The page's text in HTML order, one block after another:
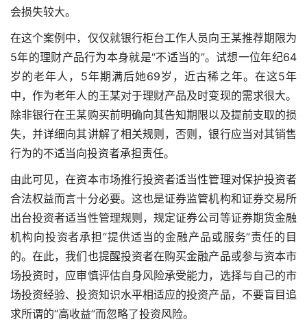
会损失较大。
在这个案例中，仅仅就银行柜台工作人员向王某推荐期限为
5年的理财产品行为本身就是“不适当的”。试想一位年纪64
岁的老年人，5年期满后她69岁，近古稀之年。在这5年
中，作为老年人的王某对于理财产品及时变现的需求很大。
除非银行在王某购买前明确向其告知期限以及提前支取的损
失，并详细向其讲解了相关规则，否则，银行应当对其销售
行为的不适当向投资者承担责任。
由此可见，在资本市场推行投资者适当性管理对保护投资者
合法权益而言十分必要。这也是证券监管机构和证券交易所
出台投资者适当性管理规则，规定证券公司等证券期货金融
机构向投资者承担“提供适当的金融产品或服务”责任的目
的。在此，我们也提醒投资者在购买金融产品或参与资本市
场投资时，应审慎评估自身风险承受能力，选择与自己的市
场投资经验、投资知识水平相适应的投资产品，不要盲目追
求所谓的“高收益”而忽略了投资风险。